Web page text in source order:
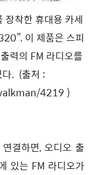
착한 휴대용 카세
이 제품은 스피
력의 FM 라디오를
다. (출처 :
4219 )
결하면, 오디오 출
있는 FM 라디오가